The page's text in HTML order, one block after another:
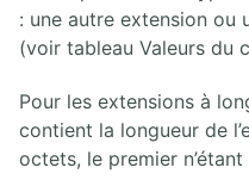
: une autre extension ou
(voir tableau Valeurs du
Pour les extensions à
contient la longueur de
octets, le premier